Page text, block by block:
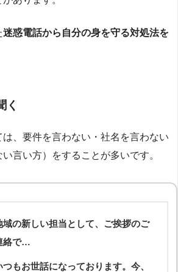
迷惑電話から自分の身を守る対処法を
く
、要件を言わない・社名を言わない
い言い方）をすることが多いです。
域の新しい担当として、ご挨拶のご
絡で…
つもお世話になっております。今、